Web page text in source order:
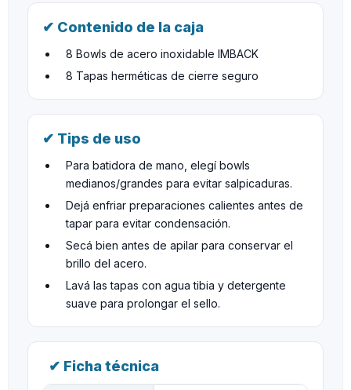
✔ Contenido de la caja
8 Bowls de acero inoxidable IMBACK
8 Tapas herméticas de cierre seguro
✔ Tips de uso
Para batidora de mano, elegí bowls
medianos/grandes para evitar salpicaduras.
Dejá enfriar preparaciones calientes antes de
tapar para evitar condensación.
Secá bien antes de apilar para conservar el
brillo del acero.
Lavá las tapas con agua tibia y detergente
suave para prolongar el sello.
✔ Ficha técnica